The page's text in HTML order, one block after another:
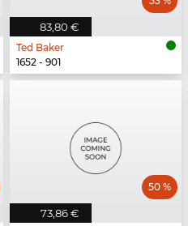
83,80 €
Ted Baker
1652 - 901
73,86 €
50 %